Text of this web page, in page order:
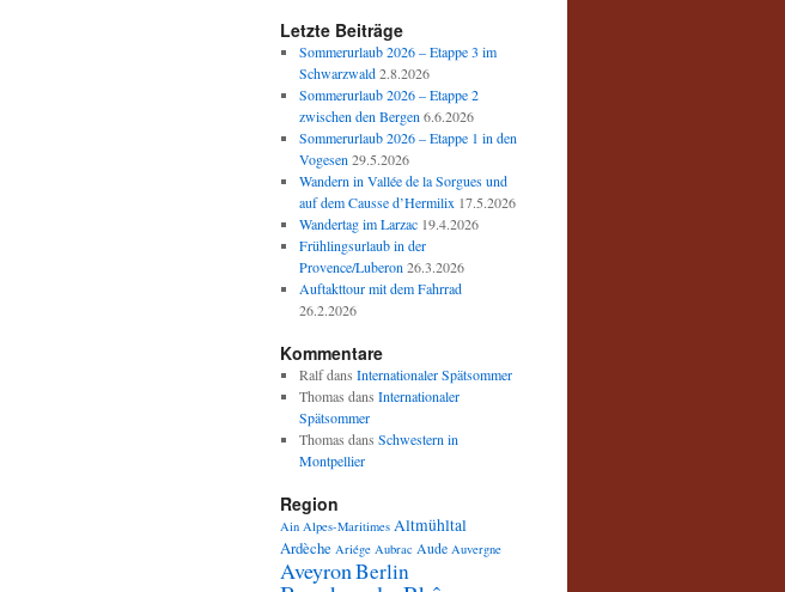
Letzte Beiträge
Sommerurlaub 2026 – Etappe 3 im
Schwarzwald 2.8.2026
Sommerurlaub 2026 – Etappe 2
zwischen den Bergen 6.6.2026
Sommerurlaub 2026 – Etappe 1 in den
Vogesen 29.5.2026
Wandern in Vallée de la Sorgues und
auf dem Causse d’Hermilix 17.5.2026
Wandertag im Larzac 19.4.2026
Frühlingsurlaub in der
Provence/Luberon 26.3.2026
Auftakttour mit dem Fahrrad
26.2.2026
Kommentare
Ralfdans Internationaler Spätsommer
Thomas dans Internationaler
Spätsommer
Thomas dans Schwestern in
Montpellier
Region
Ain Alpes-Maritimes Altmühltal
Ardèche Ariége Aubrac Aude Auvergne
AveyronBerlin